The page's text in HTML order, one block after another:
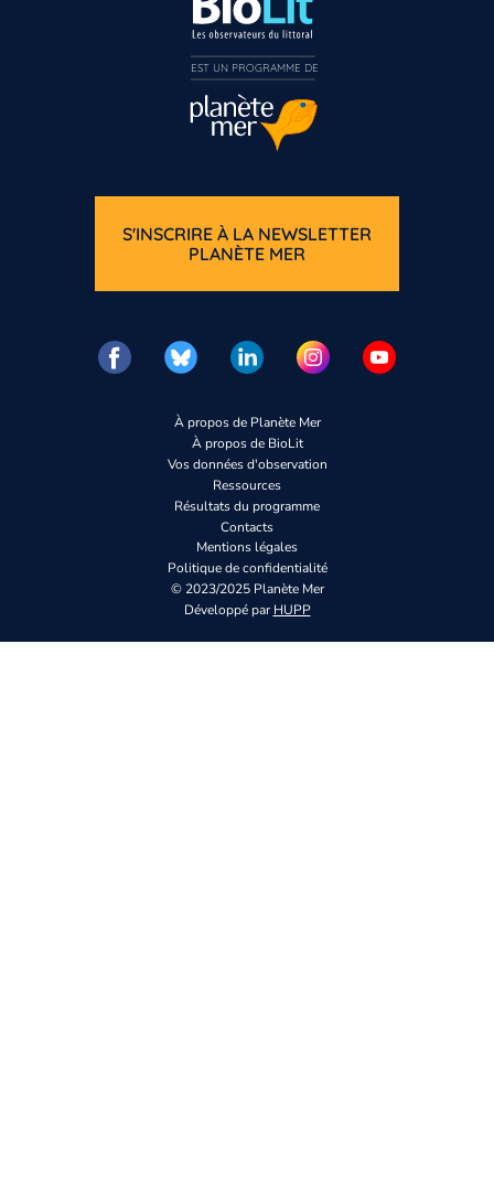
À propos de Planète Mer
À propos de BioLit
Vos données d'observation
Ressources
Résultats du programme
Contacts
Mentions légales
Politique de confidentialité
© 2023/2025 Planète Mer
Développé parHUPP
S'INSCRIRE À LA NEWSLETTER
PLANÈTE MER